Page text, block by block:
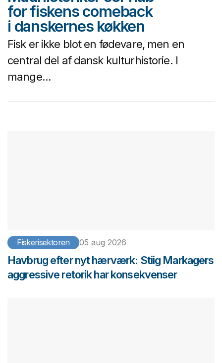
for fiskens comeback
i danskernes køkken
Fisk er ikke blot en fødevare, men en
central del af dansk kulturhistorie. I
mange...
Fiskerisektoren 05 aug 2026
Havbrug efter nyt hærværk: Stiig Markagers
aggressive retorik har konsekvenser